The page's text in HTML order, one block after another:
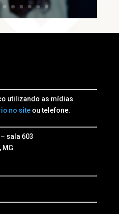
utilizando as mídias
no siteou telefone.
sala 603
MG